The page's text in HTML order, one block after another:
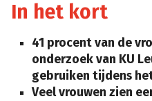
In het kort
41 procent van de
onderzoek van KU
gebruiken tijdens
Veel vrouwen zien